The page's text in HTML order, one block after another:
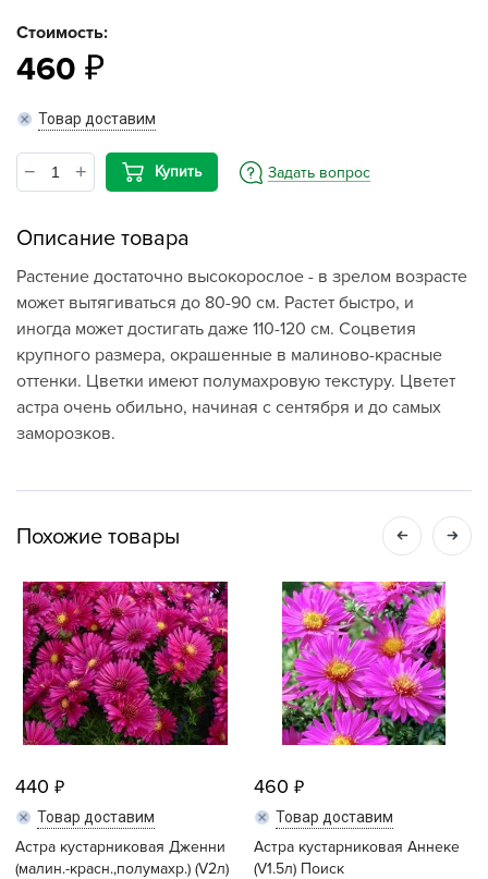
Стоимость:
460
Товар доставим
Купить Задать вопрос
Описание товара
Растение достаточно высокорослое - в зрелом возрасте
может вытягиваться до 80-90 см. Растет быстро, и
иногда может достигать даже 110-120 см. Соцветия
крупного размера, окрашенные в малиново-красные
оттенки. Цветки имеют полумахровую текстуру. Цветет
астра очень обильно, начиная с сентября и до самых
заморозков.
Похожие товары
440
Товар доставим
Астра кустарниковая Дженни
(малин.-красн.,полумахр.) (V2л)
460
Товар доставим
Астра кустарниковая Аннеке
(V1.5л) Поиск